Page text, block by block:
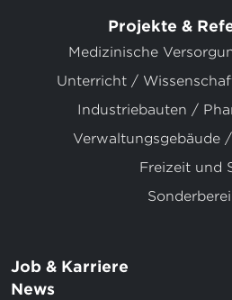
Projekte &
Medizinische
Unterricht /
Industriebauten /
Verwaltungsgebäude
Freizeit und
Job & Karriere
News